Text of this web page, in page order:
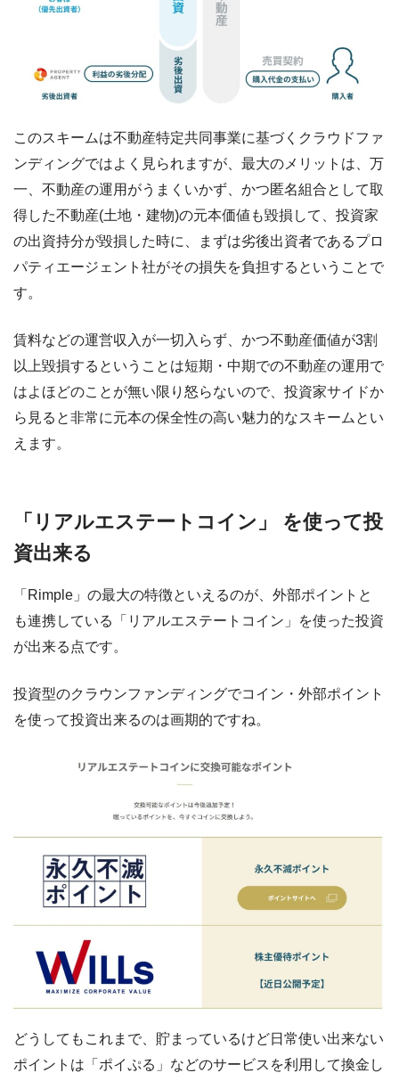
このスキームは不動産特定共同事業に基づくクラウドファ
ンディングではよく見られますが、最大のメリットは、万
一、不動産の運用がうまくいかず、かつ匿名組合として取
得した不動産(土地・建物)の元本価値も毀損して、投資家
の出資持分が毀損した時に、まずは劣後出資者であるプロ
パティエージェント社がその損失を負担するということで
す。
賃料などの運営収入が一切入らず、かつ不動産価値が3割
以上毀損するということは短期・中期での不動産の運用で
はよほどのことが無い限り怒らないので、投資家サイドか
ら見ると非常に元本の保全性の高い魅力的なスキームとい
えます。
「リアルエステートコイン」 を使って投
資出来る
「Rimple」の最大の特徴といえるのが、外部ポイントと
も連携している「リアルエステートコイン」を使った投資
が出来る点です。
投資型のクラウンファンディングでコイン・外部ポイント
を使って投資出来るのは画期的ですね。
どうしてもこれまで、貯まっているけど日常使い出来ない
ポイントは「ポイぷる」などのサービスを利用して換金し